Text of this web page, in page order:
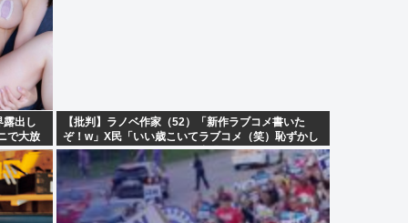
露出し
で大放
！
【批判】ラノベ作家（52）「新作ラブコメ書いた
ぞ！w」X民「いい歳こいてラブコメ（笑）恥ずかし
くないの？」←やめたれwと話題に